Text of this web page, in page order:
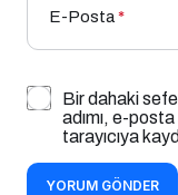
E-Posta*
Bir dahaki
adımı, e-
tarayıcıya
YORUM GÖNDER